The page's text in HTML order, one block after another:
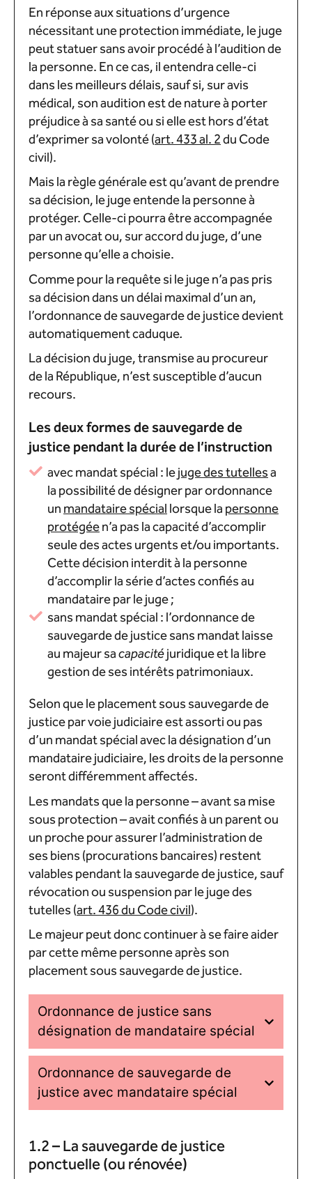
En réponse aux situations d’urgence
nécessitant une protection immédiate, le juge
peut statuer sans avoir procédé à l’audition de
la personne. En ce cas, il entendra celle-ci
dans les meilleurs délais, sauf si, sur avis
médical, son audition est de nature à porter
préjudice à sa santé ou si elle est hors d’état
d’exprimer sa volonté (art. 433 al. 2du Code
civil).
Mais la règle générale est qu’avant de prendre
sa décision, le juge entende la personne à
protéger. Celle-ci pourra être accompagnée
par un avocat ou, sur accord du juge, d’une
personne qu’elle a choisie.
Comme pour la requête si le juge n’a pas pris
sa décision dans un délai maximal d’un an,
l’ordonnance de sauvegarde de justice devient
automatiquement caduque.
La décision du juge, transmise au procureur
de la République, n’est susceptible d’aucun
recours.
Les deux formes de sauvegarde de
justice pendant la durée de l’instruction
avec mandat spécial : lejuge des tutellesa
la possibilité de désigner par ordonnance
unmandataire spéciallorsque lapersonne
protégéen’a pas la capacité d’accomplir
seule des actes urgents et/ou importants.
Cette décision interdit à la personne
d’accomplir la série d’actes confiés au
mandataire par le juge ;
sans mandat spécial : l’ordonnance de
sauvegarde de justice sans mandat laisse
au majeur sacapacitéjuridique et la libre
gestion de ses intérêts patrimoniaux.
Selon que le placement sous sauvegarde de
justice par voie judiciaire est assorti ou pas
d’un mandat spécial avec la désignation d’un
mandataire judiciaire, les droits de la personne
seront différemment affectés.
Les mandats que la personne – avant sa mise
sous protection – avait confiés à un parent ou
un proche pour assurer l’administration de
ses biens (procurations bancaires) restent
valables pendant la sauvegarde de justice, sauf
révocation ou suspension par le juge des
tutelles (art. 436 du Code civil).
Le majeur peut donc continuer à se faire aider
par cette même personne après son
placement sous sauvegarde de justice.
Ordonnance de justice sans
désignation de mandataire spécial
Ordonnance de sauvegarde de
justice avec mandataire spécial
1.2 – La sauvegarde de justice
ponctuelle (ou rénovée)